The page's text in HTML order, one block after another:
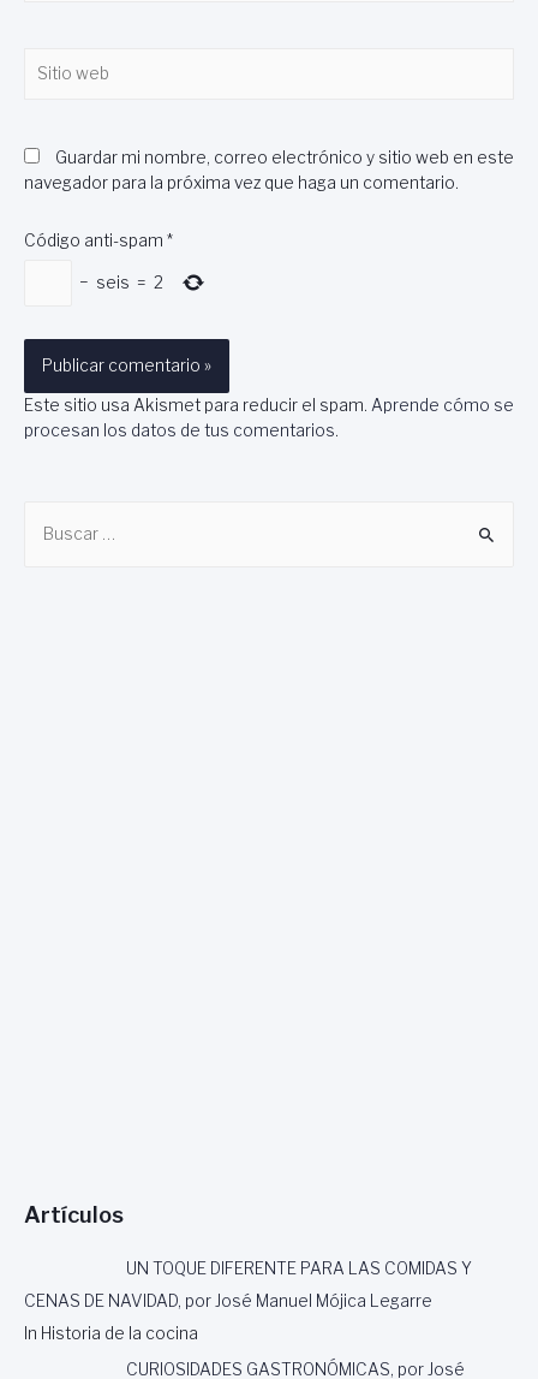
web
Guardar mi nombre, correo electrónico y sitio web en este
navegador para la próxima vez que haga un comentario.
Código anti-spam *
− seis = 2
Este sitio usa Akismet para reducir el spam. Aprende cómo se
procesan los datos de tus comentarios.
Artículos
UN TOQUE DIFERENTE PARA LAS COMIDAS Y
CENAS DE NAVIDAD, por José Manuel Mójica Legarre
In Historia de la cocina
CURIOSIDADES GASTRONÓMICAS, por José